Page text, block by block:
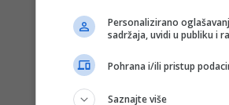
Personalizirano
sadržaja, uvidi u publiku i
Pohrana i/ili pristup
Saznajte više